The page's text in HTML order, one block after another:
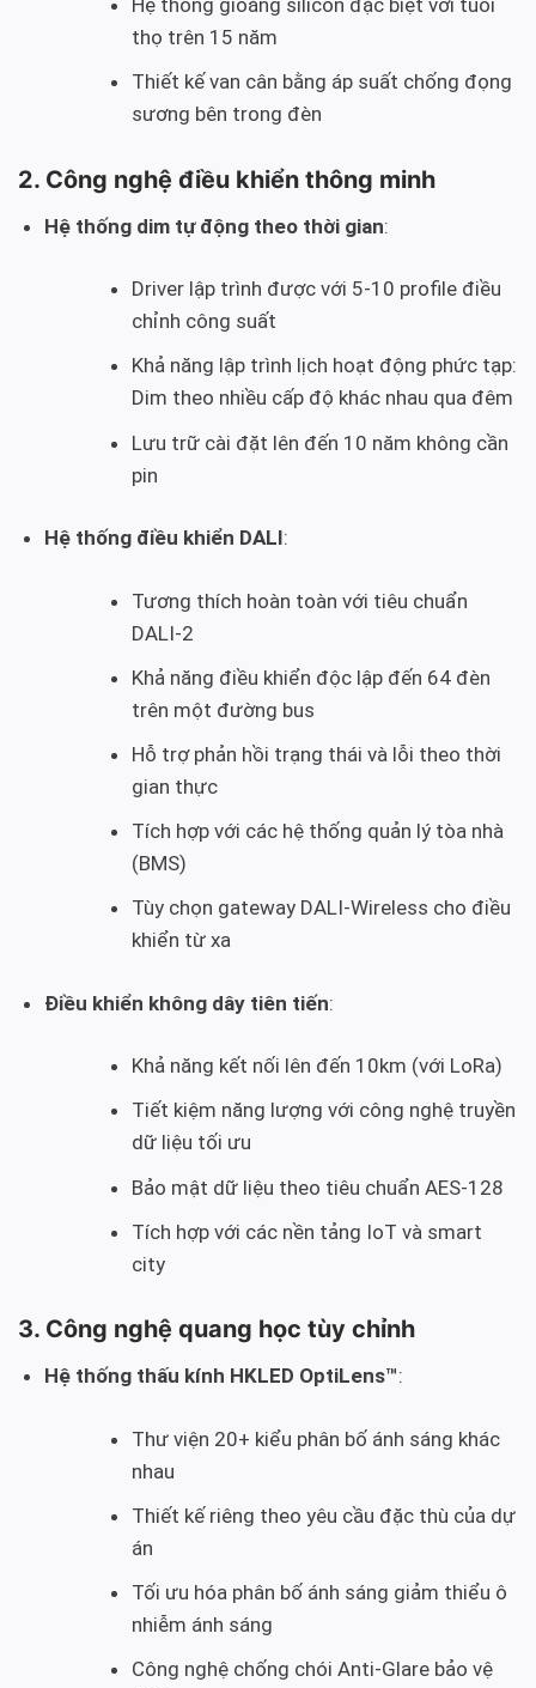
Hệ thống gioăng silicon đặc biệt với tuổi
thọ trên 15 năm
Thiết kế van cân bằng áp suất chống đọng
sương bên trong đèn
2. Công nghệ điều khiển thông minh
Hệ thống dim tự động theo thời gian:
Driver lập trình được với 5-10 profile điều
chỉnh công suất
Khả năng lập trình lịch hoạt động phức tạp:
Dim theo nhiều cấp độ khác nhau qua đêm
Lưu trữ cài đặt lên đến 10 năm không cần
pin
Hệ thống điều khiển DALI:
Tương thích hoàn toàn với tiêu chuẩn
DALI-2
Khả năng điều khiển độc lập đến 64 đèn
trên một đường bus
Hỗ trợ phản hồi trạng thái và lỗi theo thời
gian thực
Tích hợp với các hệ thống quản lý tòa nhà
(BMS)
Tùy chọn gateway DALI-Wireless cho điều
khiển từ xa
Điều khiển không dây tiên tiến:
Khả năng kết nối lên đến 10km (với LoRa)
Tiết kiệm năng lượng với công nghệ truyền
dữ liệu tối ưu
Bảo mật dữ liệu theo tiêu chuẩn AES-128
Tích hợp với các nền tảng IoT và smart
city
3. Công nghệ quang học tùy chỉnh
Hệ thống thấu kính HKLED OptiLens™:
Thư viện 20+ kiểu phân bố ánh sáng khác
nhau
Thiết kế riêng theo yêu cầu đặc thù của dự
án
Tối ưu hóa phân bố ánh sáng giảm thiểu ô
nhiễm ánh sáng
Công nghệ chống chói Anti-Glare bảo vệ